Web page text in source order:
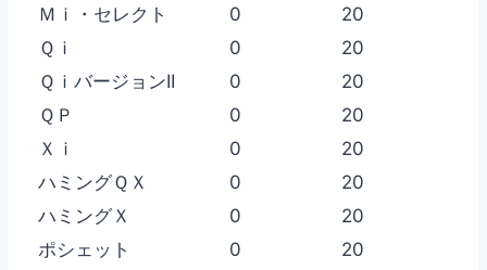
Ｍｉ・セレクト
0
20
Ｑｉ
0
20
ＱｉバージョンII
0
20
ＱＰ
0
20
Ｘｉ
0
20
ハミングＱＸ
0
20
ハミングＸ
0
20
ポシェット
0
20